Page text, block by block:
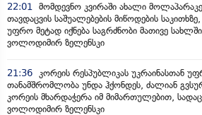
22:01
მომდევნო კვირაში ახალი
თავდაცვის საშუალებების მიწოდების
უფრო მეტად იქნება საგრძნობი მათივე
ვოლოდიმირ ზელენსკი
21:36
კორეის რესპუბლიკას უკრაინასთან
თანამშრომლობა უნდა ჰქონდეს, ძალიან
კორეის მხარდაჭერა იმ მიმართულებით,
ვოლოდიმირ ზელენსკი